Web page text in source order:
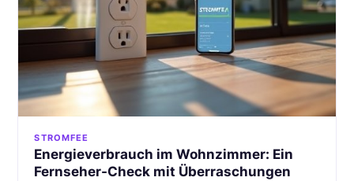
STROMFEE
Energieverbrauch im Wohnzimmer: Ein
Fernseher-Check mit Überraschungen